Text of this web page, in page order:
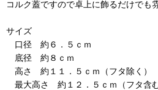
コルク蓋ですので卓上に飾るだけでも
サイズ
口径 約６．５ｃｍ
底径 約８ｃｍ
高さ 約１１．５ｃｍ（フタ除く）
最大高さ 約１２．５ｃｍ（フタ含む